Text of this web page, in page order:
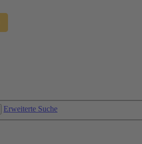
Erweiterte Suche